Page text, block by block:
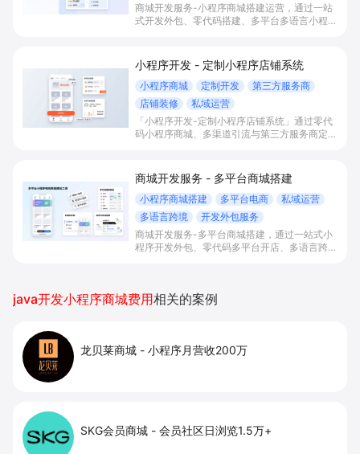
商城开发服务-小程序商城搭建运营，通过一站
式开发外包、零代码搭建、多平台多语言小程序
实现低成本获客、提升复购与业绩增长。
小程序开发 - 定制小程序店铺系统
小程序商城 定制开发
第三方服务商
店铺装修
私域运营
「小程序开发-定制小程序店铺系统」通过零代
码小程序商城、多渠道引流与第三方服务商定制
私域运营场景，提升获客与复购，实现线上生意
增长。
商城开发服务 - 多平台商城搭建
小程序商城搭建 多平台电商
私域运营
多语言跨境
开发外包服务
商城开发服务-多平台商城搭建，通过一站式小
程序开发外包、零代码多平台开店、多语言跨境
java开发小程序商城费用相关的案例
龙贝莱商城 - 小程序月营收200万
SKG会员商城 - 会员社区日浏览1.5万+